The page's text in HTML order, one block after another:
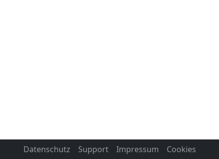
Datenschutz Support Impressum Cookies